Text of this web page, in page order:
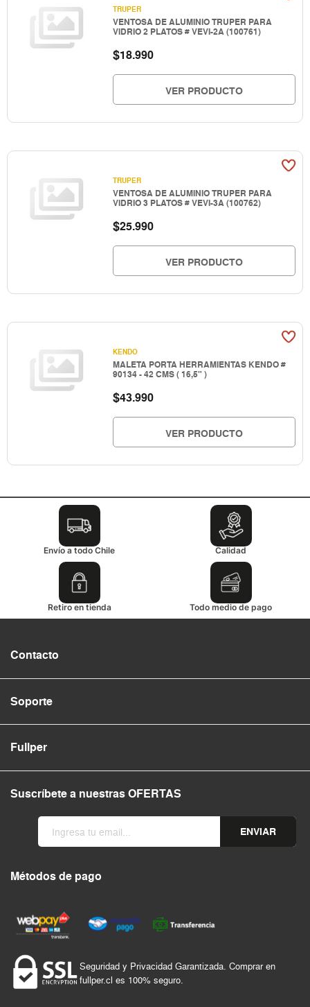
TRUPER
VENTOSA DE ALUMINIO TRUPER PARA
VIDRIO 2 PLATOS # VEVI-2A (100761)
$18.990
VER PRODUCTO
TRUPER
VENTOSA DE ALUMINIO TRUPER PARA
VIDRIO 3 PLATOS # VEVI-3A (100762)
$25.990
VER PRODUCTO
KENDO
MALETA PORTA HERRAMIENTAS KENDO #
90134 - 42 CMS ( 16,5" )
$43.990
VER PRODUCTO
Envío a todo Chile Calidad
Retiro en tienda Todo medio de pago
Contacto
Soporte
Fullper
Suscríbete a nuestras OFERTAS
ENVIAR
Métodos de pago
Seguridad y Privacidad Garantizada. Comprar en
fullper.cl es 100% seguro.